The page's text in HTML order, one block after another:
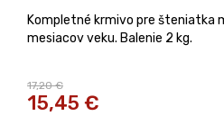
Kompletné krmivo pre šteniatka
mesiacov veku. Balenie 2 kg.
17,20 €
15,45 €